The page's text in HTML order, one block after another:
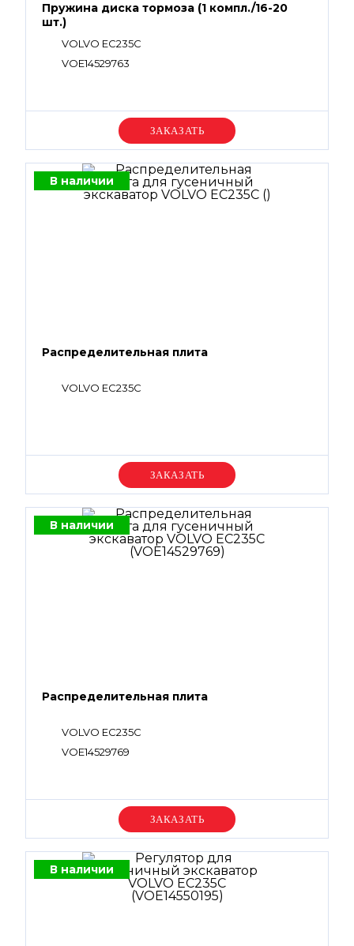
Пружина диска тормоза (1 компл./16-20
шт.)
VOLVO EC235C
VOE14529763
Уточняйте цену
В наличии
Распределительная плита
VOLVO EC235C
Уточняйте цену
В наличии
Распределительная плита
VOLVO EC235C
VOE14529769
Уточняйте цену
В наличии